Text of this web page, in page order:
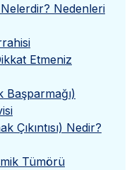
Nelerdir? Nedenleri
Etmeniz
Başparmağı)
Çıkıntısı) Nedir?
Tümörü